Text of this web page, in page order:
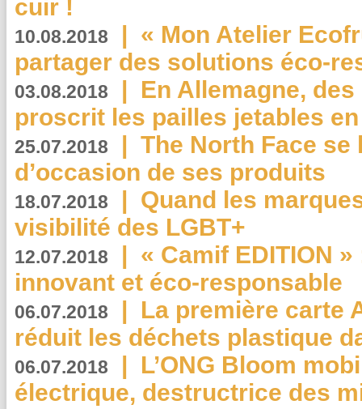
cuir !
10.08.2018 | « Mon Atelier
partager des solutions éco-
03.08.2018 | En Allemagne,
proscrit les pailles jetables
25.07.2018 | The North Face se
d’occasion de ses produits
18.07.2018 | Quand les
visibilité des LGBT+
12.07.2018 | « Camif EDITION
innovant et éco-responsable
06.07.2018 | La première carte
réduit les déchets plastique
06.07.2018 | L’ONG Bloom
électrique, destructrice des